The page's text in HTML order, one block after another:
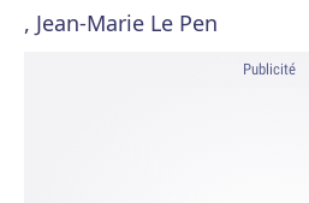
, Jean-Marie Le Pen
Publicité